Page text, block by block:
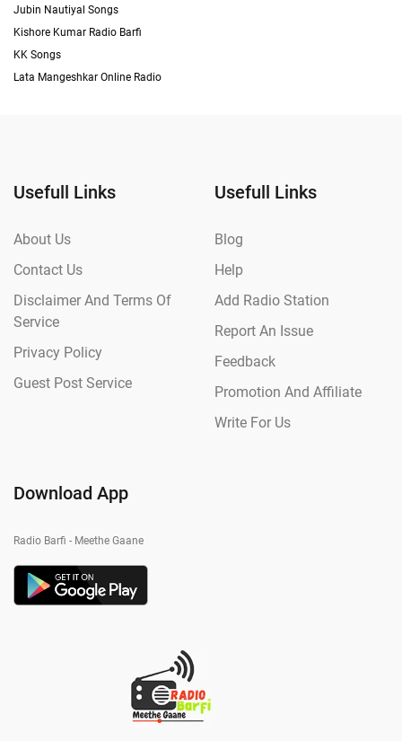
Jubin Nautiyal Songs
Kishore Kumar Radio Barfi
KK Songs
Lata Mangeshkar Online Radio
Usefull Links
About Us
Contact Us
Disclaimer And Terms Of
Service
Privacy Policy
Guest Post Service
Usefull Links
Blog
Help
Add Radio Station
Report An Issue
Feedback
Promotion And Affiliate
Write For Us
Download App
Radio Barfi - Meethe Gaane